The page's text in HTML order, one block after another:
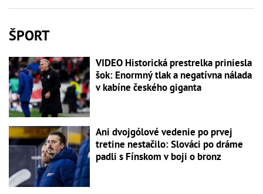
ŠPORT
VIDEO Historická prestrelka priniesla
šok: Enormný tlak a negatívna nálada
v kabíne českého giganta
Ani dvojgólové vedenie po prvej
tretine nestačilo: Slováci po dráme
padli s Fínskom v boji o bronz